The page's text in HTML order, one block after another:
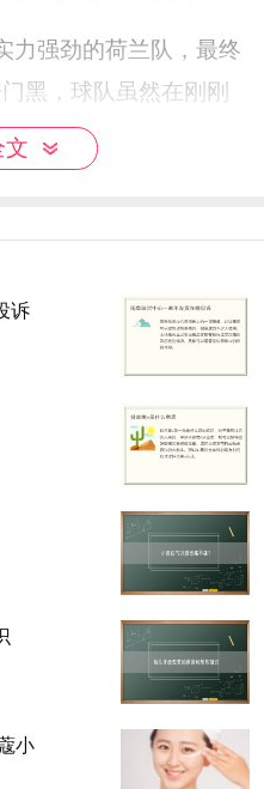
力强劲的荷兰队，最终
黑，球队虽然在刚刚
具备一定实力，但由于
这无疑给球队前景蒙上
，但始终实力上还是
缘故首轮遭到失利，本
少还是有所避忌。
中有一定差距，但毕竟
有着不错的表现，根据
看，虽然是倾向塞内加
作，不排除存在诱导嫌
卡塔尔主场不败较为稳
文
诉